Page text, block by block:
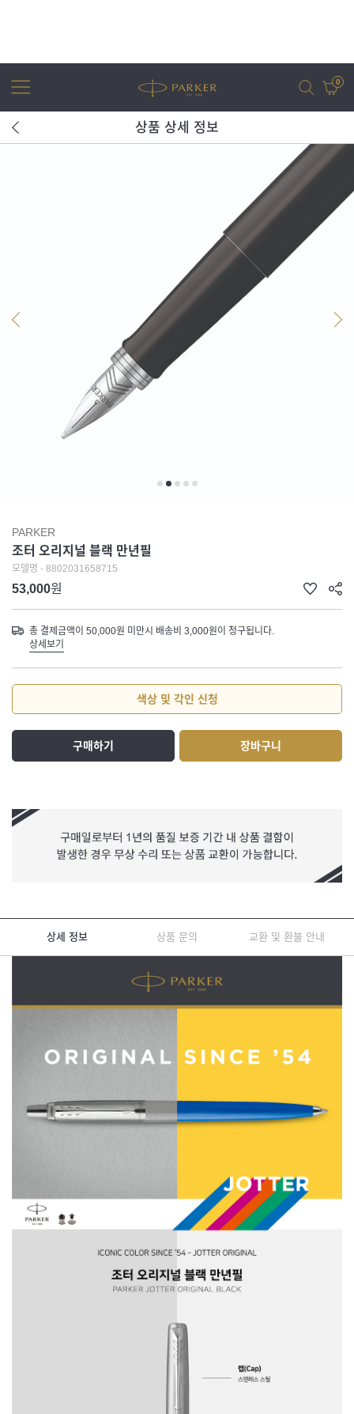
0
상품 상세 정보
PARKER
조터 오리지널 블랙 만년필
모델명 - 8802031658715
53,000원
총 결제금액이 50,000원 미만시 배송비 3,000원이 청구됩니다.
상세보기
색상 및 각인 신청
구매하기 장바구니
상세 정보 상품 문의 교환 및 환불 안내